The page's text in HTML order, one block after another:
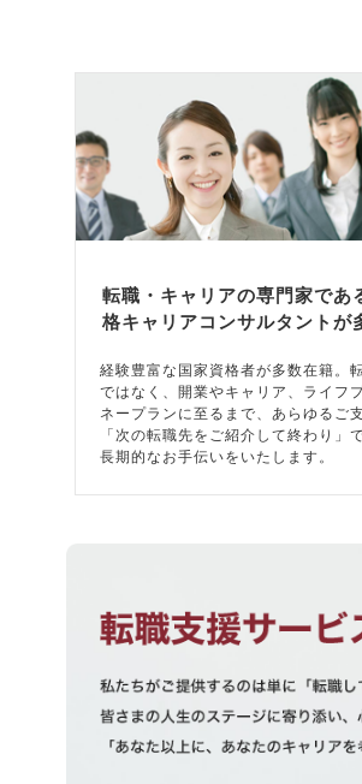
転職・キャリアの専門家であ
格キャリアコンサルタントが
経験豊富な国家資格者が多数在籍。
ではなく、開業やキャリア、ライフ
ネープランに至るまで、あらゆるご支
「次の転職先をご紹介して終わり」
長期的なお手伝いをいたします。